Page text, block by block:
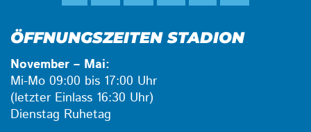
ÖFFNUNGSZEITEN STADION
November – Mai:
Mi-Mo 09:00 bis 17:00 Uhr
(letzter Einlass 16:30 Uhr)
Dienstag Ruhetag